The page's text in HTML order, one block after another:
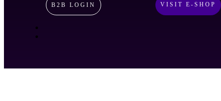
B2B LOGIN VISIT E-SHOP